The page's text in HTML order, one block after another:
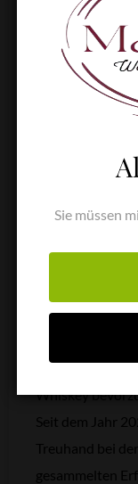
Ivan
WSET Level 2
Ich bin ein Fan
von Manga und
zu reisen und
mit meiner
bei gutem
zugeben muss,
Whiskey
Seit dem Jahr
Treuhand bei
gesammelten
Sie müssen